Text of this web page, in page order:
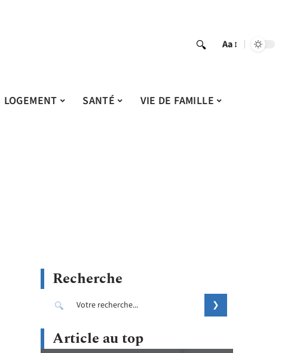
Aa
LOGEMENT SANTÉ
VIE DE FAMILLE
Recherche
Article au top